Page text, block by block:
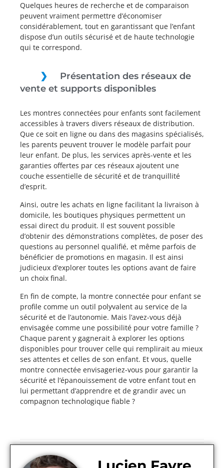
Quelques heures de recherche et de comparaison
peuvent vraiment permettre d’économiser
considérablement, tout en garantissant que l’enfant
dispose d’un outils sécurisé et de haute technologie
qui te correspond.
Présentation des réseaux de
vente et supports disponibles
Les montres connectées pour enfants sont facilement
accessibles à travers divers réseaux de distribution.
Que ce soit en ligne ou dans des magasins spécialisés,
les parents peuvent trouver le modèle parfait pour
leur enfant. De plus, les services après-vente et les
garanties offertes par ces réseaux ajoutent une
couche essentielle de sécurité et de tranquillité
d’esprit.
Ainsi, outre les achats en ligne facilitant la livraison à
domicile, les boutiques physiques permettent un
essai direct du produit. Il est souvent possible
d’obtenir des démonstrations complètes, de poser des
questions au personnel qualifié, et même parfois de
bénéficier de promotions en magasin. Il est ainsi
judicieux d’explorer toutes les options avant de faire
un choix final.
En fin de compte, la montre connectée pour enfant se
profile comme un outil polyvalent au service de la
sécurité et de l’autonomie. Mais l’avez-vous déjà
envisagée comme une possibilité pour votre famille ?
Chaque parent y gagnerait à explorer les options
disponibles pour trouver celle qui remplirait au mieux
ses attentes et celles de son enfant. Et vous, quelle
montre connectée envisageriez-vous pour garantir la
sécurité et l’épanouissement de votre enfant tout en
lui permettant d’apprendre et de grandir avec un
compagnon technologique fiable ?